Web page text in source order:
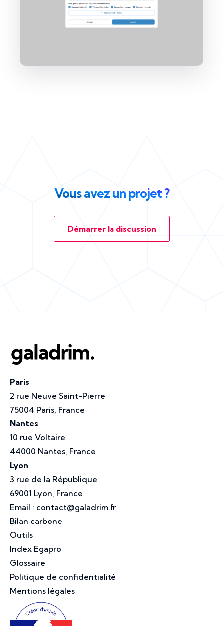
Vous avez un projet ?
Démarrer la discussion
Paris
2 rue Neuve Saint-Pierre
75004 Paris, France
Nantes
10 rue Voltaire
44000 Nantes, France
Lyon
3 rue de la République
69001 Lyon, France
Email : contact@galadrim.fr
Bilan carbone
Outils
Index Egapro
Glossaire
Politique de confidentialité
Mentions légales